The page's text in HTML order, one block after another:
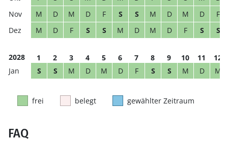
M
D M D F S S M D M D
F
M
D F S S M D M D F S S
2028 1 2 3 4 5 6 7 8 9 10 11
12
S
S M D M D F S S M D M
frei belegt gewählter Zeitraum
FAQ